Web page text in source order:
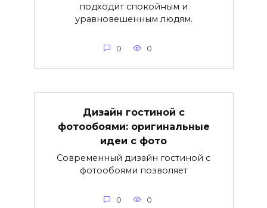
подходит спокойным и
уравновешенным людям.
0 0
Дизайн гостиной с
фотообоями: оригинальные
идеи с фото
Современный дизайн гостиной с
фотообоями позволяет
0 0